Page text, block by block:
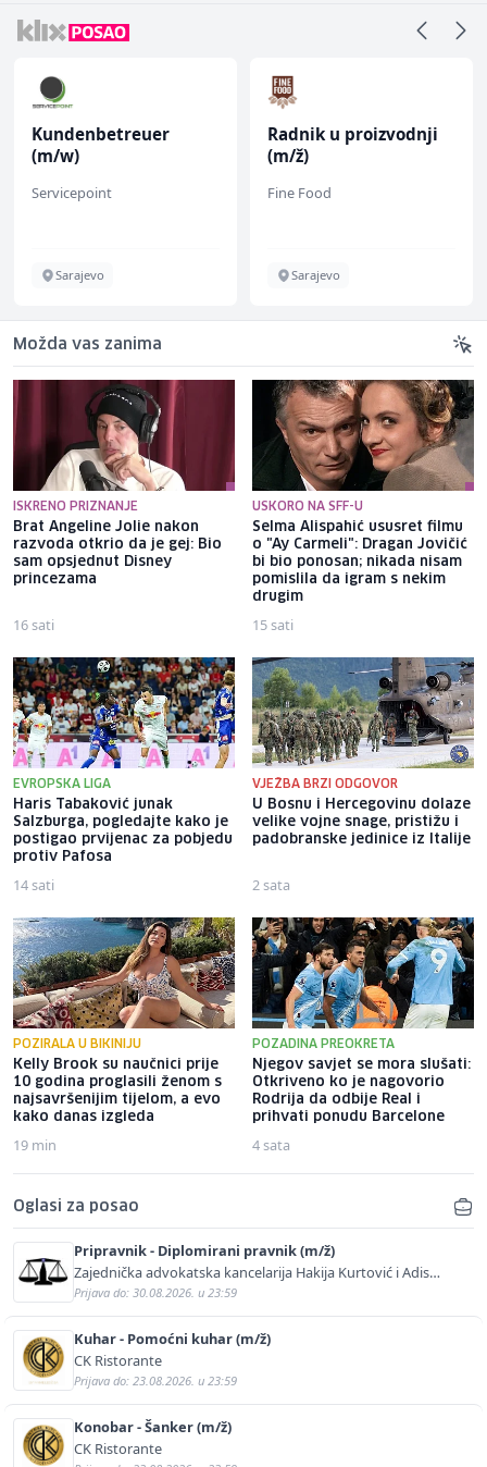
Kundenbetreuer
(m/w)
Servicepoint
Sarajevo
Radnik u proizvodnji
(m/ž)
Fine Food
Sarajevo
Možda vas zanima
ISKRENO PRIZNANJE
Brat Angeline Jolie nakon
razvoda otkrio da je gej: Bio
sam opsjednut Disney
princezama
16 sati
USKORO NA SFF-U
Selma Alispahić ususret filmu
o "Ay Carmeli": Dragan Jovičić
bi bio ponosan; nikada nisam
pomislila da igram s nekim
drugim
15 sati
EVROPSKA LIGA
Haris Tabaković junak
Salzburga, pogledajte kako je
postigao prvijenac za pobjedu
protiv Pafosa
14 sati
VJEŽBA BRZI ODGOVOR
U Bosnu i Hercegovinu dolaze
velike vojne snage, pristižu i
padobranske jedinice iz Italije
2 sata
POZIRALA U BIKINIJU
Kelly Brook su naučnici prije
10 godina proglasili ženom s
najsavršenijim tijelom, a evo
kako danas izgleda
19 min
POZADINA PREOKRETA
Njegov savjet se mora slušati:
Otkriveno ko je nagovorio
Rodrija da odbije Real i
prihvati ponudu Barcelone
4 sata
Oglasi za posao
Pripravnik - Diplomirani pravnik (m/ž)
Zajednička advokatska kancelarija Hakija Kurtović i Adis
Kurtović
Prijava do: 30.08.2026. u 23:59
Kuhar - Pomoćni kuhar (m/ž)
CK Ristorante
Prijava do: 23.08.2026. u 23:59
Konobar - Šanker (m/ž)
CK Ristorante